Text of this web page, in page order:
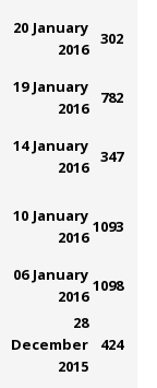
20 January
2016 302
19 January
2016 782
14 January
2016 347
10 January
20161093
06 January
20161098
28
December
2015
424